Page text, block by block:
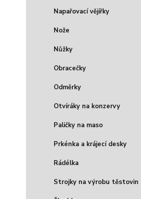
Napařovací vějířky
Nože
Nůžky
Obracečky
Odměrky
Otvíráky na konzervy
Paličky na maso
Prkénka a krájecí desky
Rádélka
Strojky na výrobu těstovin